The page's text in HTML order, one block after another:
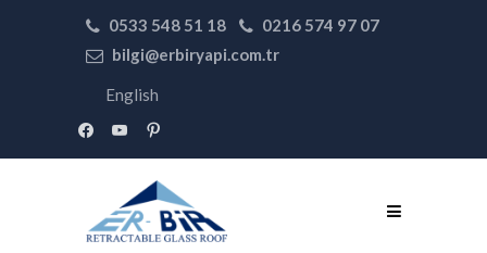
0533 548 51 18
0216 574 97 07
bilgi@erbiryapi.com.tr
English
facebookyoutubepinterest